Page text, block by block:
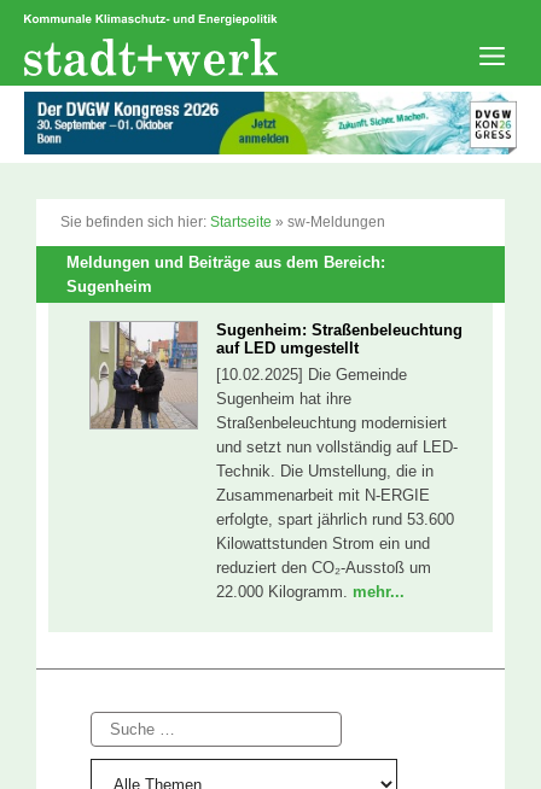
Zum
springen
Sie befinden sich hier: Startseite » sw-Meldungen
Meldungen und Beiträge aus dem Bereich:
Sugenheim
Sugenheim: Straßenbeleuchtung
auf LED umgestellt
[10.02.2025] Die Gemeinde
Sugenheim hat ihre
Straßenbeleuchtung modernisiert
und setzt nun vollständig auf LED-
Technik. Die Umstellung, die in
Zusammenarbeit mit N‑ERGIE
erfolgte, spart jährlich rund 53.600
Kilowattstunden Strom ein und
reduziert den CO₂-Ausstoß um
22.000 Kilogramm. mehr...
Suche